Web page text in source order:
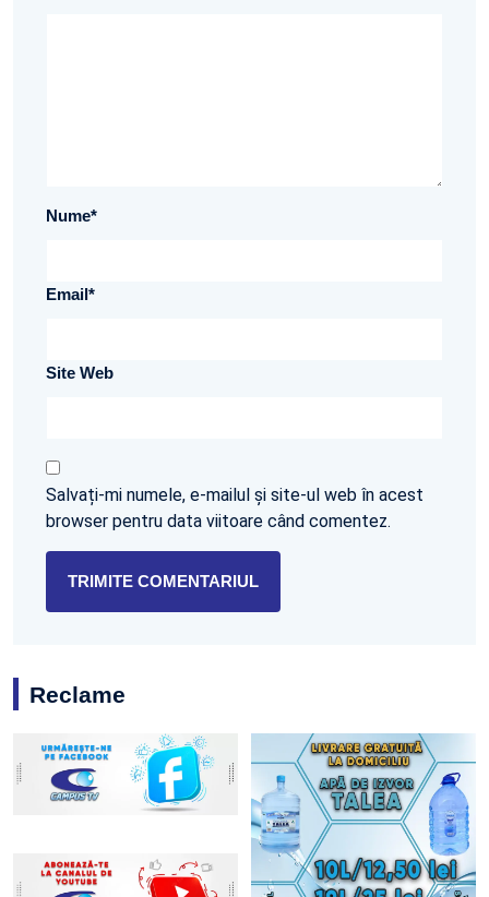
Nume*
Email*
Site Web
Salvați-mi numele, e-mailul și site-ul web în acest
browser pentru data viitoare când comentez.
Reclame